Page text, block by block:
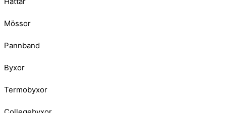
Mössor
Pannband
Byxor
Termobyxor